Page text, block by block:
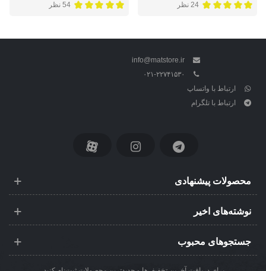
24 نظر 54 نظر
info@matstore.ir
۰۲۱-۲۲۷۴۱۵۳۰
ارتباط با واتساپ
ارتباط با تلگرام
محصولات پیشنهادی
نوشته‌های اخیر
جستجوهای محبوب